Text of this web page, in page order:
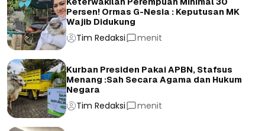
Persen! Ormas G-Nesia : Keputusan MK
Wajib Didukung
Tim Redaksi menit
Kurban Presiden Pakai APBN, Stafsus
Menang :Sah Secara Agama dan Hukum
Negara
Tim Redaksi menit